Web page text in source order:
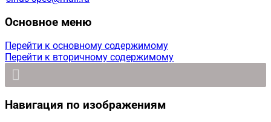
Основное меню
Перейти к основному содержимому
Перейти к вторичному содержимому
Навигация по изображениям